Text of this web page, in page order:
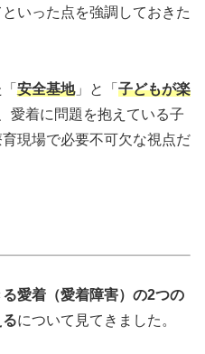
いった点を強調しておきた
安全基地」と「 子どもが楽
愛着に問題を抱えている子
現場で必要不可欠な視点だ
る愛着（愛着障害）の2つの
について見てきました。